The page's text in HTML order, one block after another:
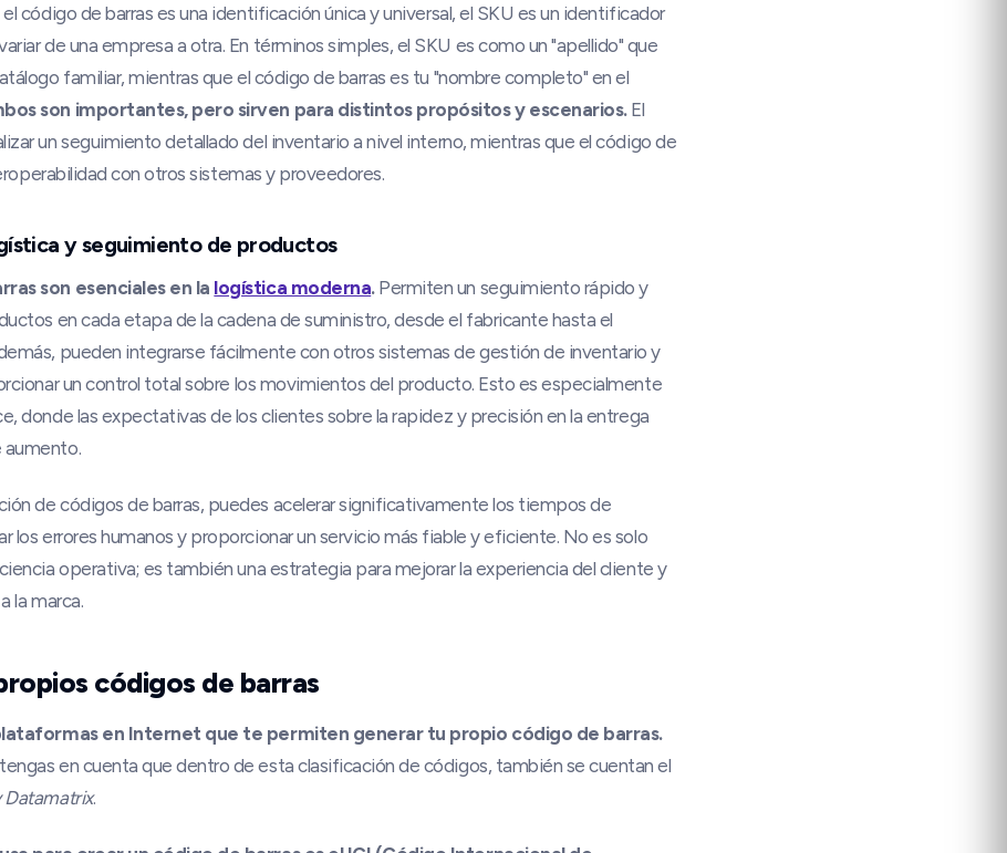
código de barras es una identificación única y universal, el SKU es un identificador
de una empresa a otra. En términos simples, el SKU es como un "apellido" que
familiar, mientras que el código de barras es tu "nombre completo" en el
son importantes, pero sirven para distintos propósitos y escenarios.El
un seguimiento detallado del inventario a nivel interno, mientras que el código de
con otros sistemas y proveedores.
y seguimiento de productos
son esenciales en la logística moderna.Permiten un seguimiento rápido y
en cada etapa de la cadena de suministro, desde el fabricante hasta el
pueden integrarse fácilmente con otros sistemas de gestión de inventario y
un control total sobre los movimientos del producto. Esto es especialmente
donde las expectativas de los clientes sobre la rapidez y precisión en la entrega
aumento.
de códigos de barras, puedes acelerar significativamente los tiempos de
los errores humanos y proporcionar un servicio más fiable y eficiente. No es solo
operativa; es también una estrategia para mejorar la experiencia del cliente y
la marca.
códigos de barras
en Internet que te permiten generar tu propio código de barras.
en cuenta que dentro de esta clasificación de códigos, también se cuentan el
Datamatrix.